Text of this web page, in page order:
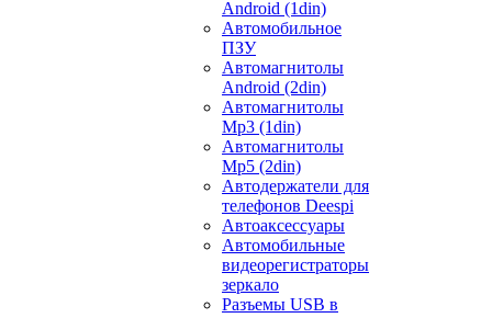
Android (1din)
Автомобильное
ПЗУ
Автомагнитолы
Android (2din)
Автомагнитолы
Mp3 (1din)
Автомагнитолы
Mp5 (2din)
Автодержатели для
телефонов Deespi
Автоаксессуары
Автомобильные
видеорегистраторы
зеркало
Разъемы USB в